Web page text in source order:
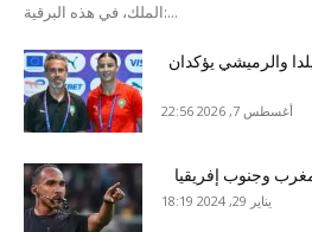
الملك، في هذه البرقية:...
والرميشي يؤكدان
أغسطس 7, 2026 22:56
وجنوب إفريقيا
يناير 29, 2024 18:19